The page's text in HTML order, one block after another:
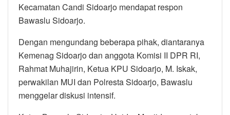
Kecamatan Candi Sidoarjo mendapat respon
Bawaslu Sidoarjo.
Dengan mengundang beberapa pihak, diantaranya
Kemenag Sidoarjo dan anggota Komisi II DPR RI,
Rahmat Muhajirin, Ketua KPU Sidoarjo, M. Iskak,
perwakilan MUI dan Polresta Sidoarjo, Bawaslu
menggelar diskusi intensif.